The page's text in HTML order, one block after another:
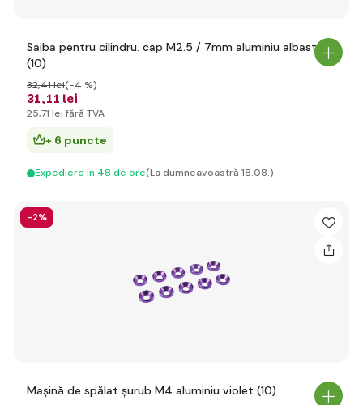
Saiba pentru cilindru. cap M2.5 / 7mm aluminiu albastru
(10)
31,11 lei
32,41 lei(-4 %)
25,71 lei fără TVA
+ 6 puncte
Expediere in 48 de ore(La dumneavoastră 18.08.)
-2%
Mașină de spălat șurub M4 aluminiu violet (10)